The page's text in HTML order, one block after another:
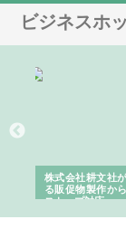
ビジネスホ
株式会社耕文社
る販促物製作か
ストップ対応